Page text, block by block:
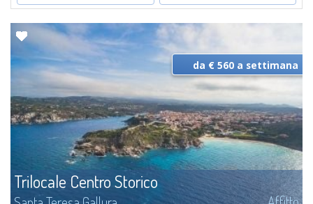
Trilocale Centro Storico
da € 560 a settimana